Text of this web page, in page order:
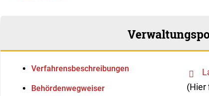
Verfahrens­beschreibungen
Behördenwegweiser
(Hier